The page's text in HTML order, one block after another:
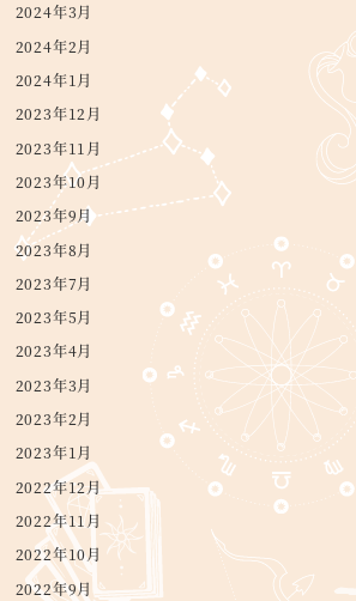
2024年3月
2024年2月
2024年1月
2023年12月
2023年11月
2023年10月
2023年9月
2023年8月
2023年7月
2023年5月
2023年4月
2023年3月
2023年2月
2023年1月
2022年12月
2022年11月
2022年10月
2022年9月